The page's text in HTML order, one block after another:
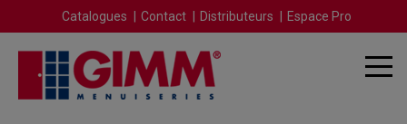
Catalogues Contact Distributeurs Espace Pro